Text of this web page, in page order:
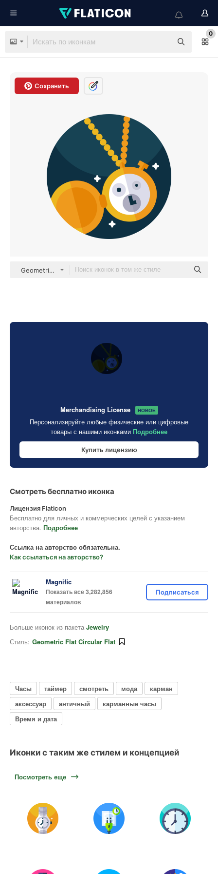
0
Сохранить
Geometric Flat Circular Flat
Merchandising License НОВОЕ
Персонализируйте любые физические или цифровые
товары с нашими иконками Подробнее
Купить лицензию
Смотреть бесплатно иконка
Лицензия Flaticon
Бесплатно для личных и коммерческих целей с указанием
авторства. Подробнее
Ссылка на авторство обязательна.
Как ссылаться на авторство?
Magnific
Показать все 3,282,856
материалов
Подписаться
Больше иконок из пакета Jewelry
Стиль: Geometric Flat Circular Flat
Часы таймер смотреть мода
карман
аксессуар
античный
карманные часы
Время и дата
Иконки с таким же стилем и концепцией
Посмотреть еще